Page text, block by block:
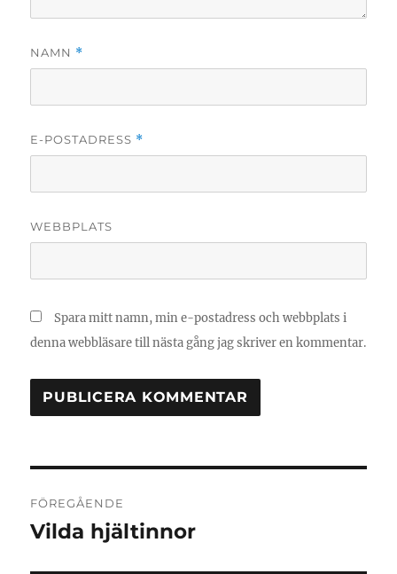
NAMN *
E-POSTADRESS *
WEBBPLATS
Spara mitt namn, min e-postadress och webbplats i
denna webbläsare till nästa gång jag skriver en kommentar.
FÖREGÅENDE
Föregående
Vilda hjältinnor